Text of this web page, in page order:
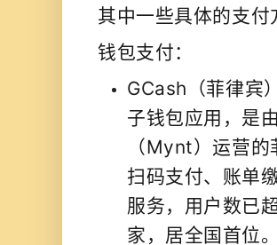
其中一些具体的支
钱包支付：
GCash（菲律宾
子钱包应用，是
（Mynt）运营
扫码支付、账单
服务，用户数已
家，居全国首位。